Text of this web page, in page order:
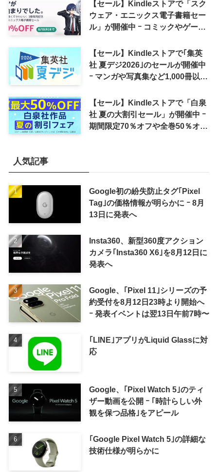
【セール】Kindleストアで「スク
ウェア・エニックス電子書籍セー
ル」が開催中 ｰ コミックやゲーム
【セール】Kindleストアで｢集英
社 夏デジ2026｣のセールが開催中
ｰ マンガや写真集など1,000冊以上
【セール】Kindleストアで「白泉
社 夏の大割引セール」が開催中 ｰ
期間限定70％オフや全巻50％オフ
人気記事
Google初の紛失防止タグ｢Pixel
Tag｣の価格情報が明らかに ｰ 8月
13日に発表へ
Insta360、新型360度アクション
カメラ｢Insta360 X6｣を8月12日に
発表へ
Google、｢Pixel 11｣シリーズの予
約受付を8月12日23時より開始へ
ｰ 発表イベントは翌13日午前7時〜
｢LINE｣アプリがLiquid Glassに対
応
Google、｢Pixel Watch 5｣のティ
ザー動画を公開 ｰ ｢時計らしい外
観を保つ品格｣をアピール
｢Google Pixel Watch 5｣の詳細な
技術仕様が明らかに